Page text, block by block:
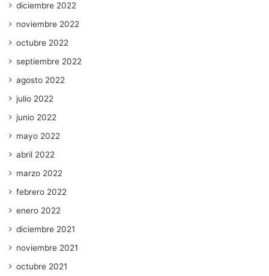
diciembre 2022
noviembre 2022
octubre 2022
septiembre 2022
agosto 2022
julio 2022
junio 2022
mayo 2022
abril 2022
marzo 2022
febrero 2022
enero 2022
diciembre 2021
noviembre 2021
octubre 2021